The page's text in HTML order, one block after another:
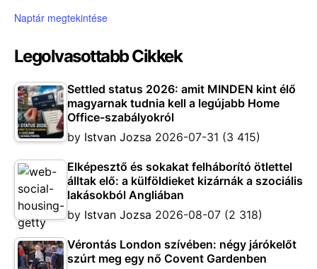
Naptár megtekintése
Legolvasottabb Cikkek
Settled status 2026: amit MINDEN kint élő
magyarnak tudnia kell a legújabb Home
Office-szabályokról
by Istvan Jozsa 2026-07-31 (3 415)
Elképesztő és sokakat felháborító ötlettel
álltak elő: a külföldieket kizárnák a szociális
lakásokból Angliában
by Istvan Jozsa 2026-08-07 (2 318)
Vérontás London szívében: négy járókelőt
szúrt meg egy nő Covent Gardenben